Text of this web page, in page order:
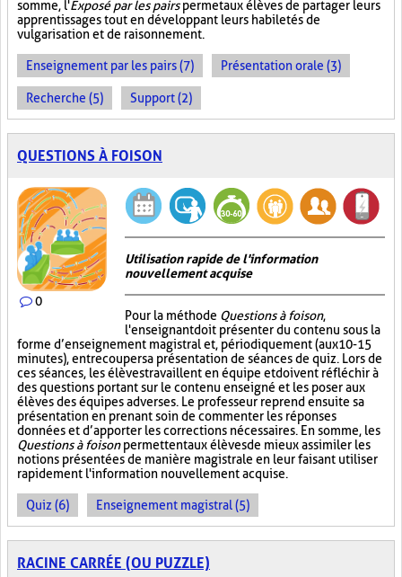
somme, l'Exposé par les pairspermet aux élèves de partager leurs
apprentissages tout en développant leurs habiletés de
vulgarisation et de raisonnement.
Enseignement par les pairs (7) Présentation orale (3)
Recherche (5) Support (2)
QUESTIONS À FOISON
0
Utilisation rapide de l'information
nouvellement acquise
Pour la méthode Questions à foison,
l'enseignant doit présenter du contenu sous la
forme d’enseignement magistral et, périodiquement (aux 10-15
minutes), entrecouper sa présentation de séances de quiz. Lors de
ces séances, les élèves travaillent en équipe et doivent réfléchir à
des questions portant sur le contenu enseigné et les poser aux
élèves des équipes adverses. Le professeur reprend ensuite sa
présentation en prenant soin de commenter les réponses
données et d’apporter les corrections nécessaires. En somme, les
Questions à foisonpermettent aux élèves de mieux assimiler les
notions présentées de manière magistrale en leur faisant utiliser
rapidement l'information nouvellement acquise.
Quiz (6) Enseignement magistral (5)
RACINE CARRÉE (OU PUZZLE)